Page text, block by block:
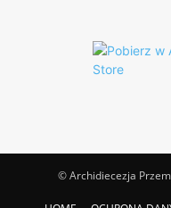
© Archidiecezja